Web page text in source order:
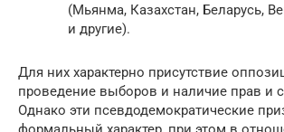
(Мьянма, Казахстан, Беларусь,
и другие).
Для них характерно присутствие
проведение выборов и наличие прав и
Однако эти псевдодемократические